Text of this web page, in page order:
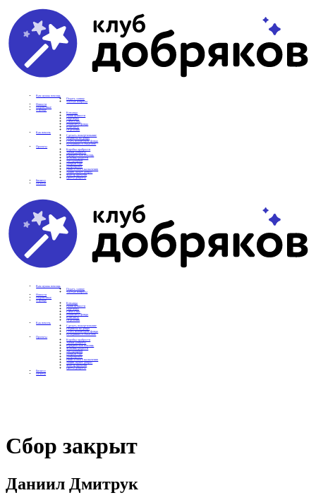
Вам нужна помощь
Подать заявку
Частые вопросы
Новости
Подопечные
О фонде
Команда
Наши ценности
Партнеры
СМИ о нас
Реквизиты фонда
Контакты
Отделения
Как помочь
Сделать пожертвование
Подписка на добро
Стать волонтером фонда
Вечеринки со смыслом
Проекты
Коробка храбрости
Уроки Доброты
Юридическая помощь
Мамины радости
Автодобряки
Добрый торт
Добропробег
Няни особого назначения
Акция «Букет добра»
Фактор времени
Цветы доброты
Бизнесу
Отчеты
Вам нужна помощь
Подать заявку
Частые вопросы
Новости
Подопечные
О фонде
Команда
Наши ценности
Партнеры
СМИ о нас
Реквизиты фонда
Контакты
Отделения
Как помочь
Сделать пожертвование
Подписка на добро
Стать волонтером фонда
Вечеринки со смыслом
Проекты
Коробка храбрости
Уроки Доброты
Юридическая помощь
Мамины радости
Автодобряки
Добрый торт
Добропробег
Няни особого назначения
Акция «Букет добра»
Фактор времени
Цветы доброты
Бизнесу
Отчеты
Сбор закрыт
Даниил Дмитрук